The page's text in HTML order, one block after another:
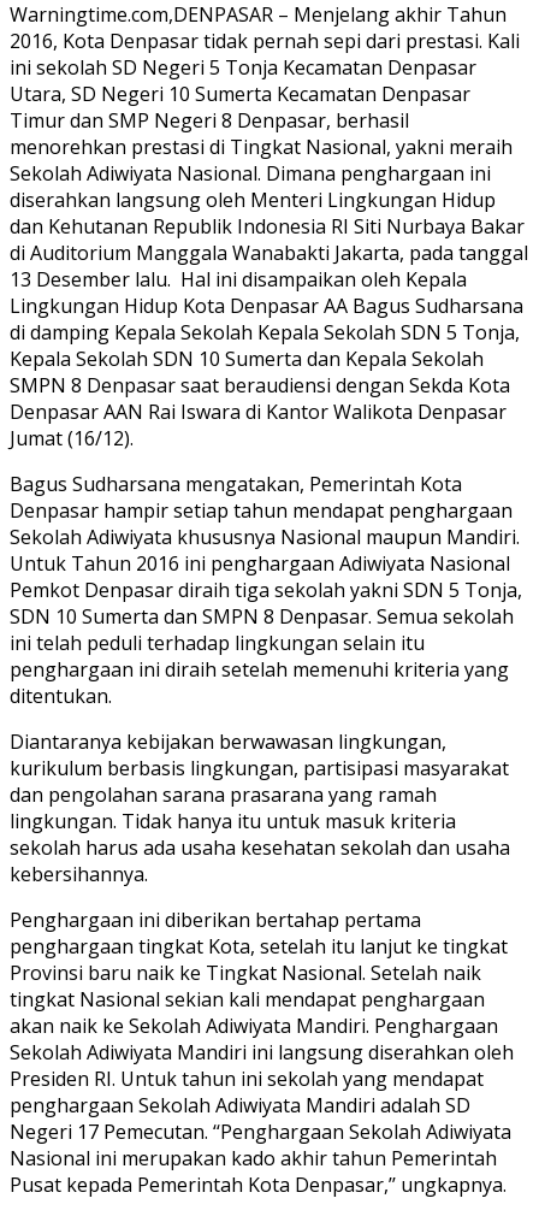
Warningtime.com,DENPASAR – Menjelang akhir Tahun
2016, Kota Denpasar tidak pernah sepi dari prestasi. Kali
ini sekolah SD Negeri 5 Tonja Kecamatan Denpasar
Utara, SD Negeri 10 Sumerta Kecamatan Denpasar
Timur dan SMP Negeri 8 Denpasar, berhasil
menorehkan prestasi di Tingkat Nasional, yakni meraih
Sekolah Adiwiyata Nasional. Dimana penghargaan ini
diserahkan langsung oleh Menteri Lingkungan Hidup
dan Kehutanan Republik Indonesia RI Siti Nurbaya Bakar
di Auditorium Manggala Wanabakti Jakarta, pada tanggal
13 Desember lalu. Hal ini disampaikan oleh Kepala
Lingkungan Hidup Kota Denpasar AA Bagus Sudharsana
di damping Kepala Sekolah Kepala Sekolah SDN 5 Tonja,
Kepala Sekolah SDN 10 Sumerta dan Kepala Sekolah
SMPN 8 Denpasar saat beraudiensi dengan Sekda Kota
Denpasar AAN Rai Iswara di Kantor Walikota Denpasar
Jumat (16/12).
Bagus Sudharsana mengatakan, Pemerintah Kota
Denpasar hampir setiap tahun mendapat penghargaan
Sekolah Adiwiyata khususnya Nasional maupun Mandiri.
Untuk Tahun 2016 ini penghargaan Adiwiyata Nasional
Pemkot Denpasar diraih tiga sekolah yakni SDN 5 Tonja,
SDN 10 Sumerta dan SMPN 8 Denpasar. Semua sekolah
ini telah peduli terhadap lingkungan selain itu
penghargaan ini diraih setelah memenuhi kriteria yang
ditentukan.
Diantaranya kebijakan berwawasan lingkungan,
kurikulum berbasis lingkungan, partisipasi masyarakat
dan pengolahan sarana prasarana yang ramah
lingkungan. Tidak hanya itu untuk masuk kriteria
sekolah harus ada usaha kesehatan sekolah dan usaha
kebersihannya.
Penghargaan ini diberikan bertahap pertama
penghargaan tingkat Kota, setelah itu lanjut ke tingkat
Provinsi baru naik ke Tingkat Nasional. Setelah naik
tingkat Nasional sekian kali mendapat penghargaan
akan naik ke Sekolah Adiwiyata Mandiri. Penghargaan
Sekolah Adiwiyata Mandiri ini langsung diserahkan oleh
Presiden RI. Untuk tahun ini sekolah yang mendapat
penghargaan Sekolah Adiwiyata Mandiri adalah SD
Negeri 17 Pemecutan. ‘‘Penghargaan Sekolah Adiwiyata
Nasional ini merupakan kado akhir tahun Pemerintah
Pusat kepada Pemerintah Kota Denpasar,’’ ungkapnya.